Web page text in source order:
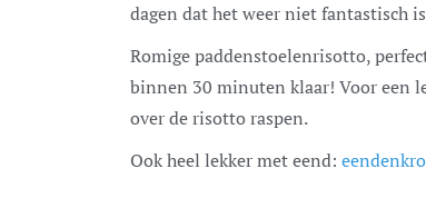
dagen dat het weer niet fantastisch
Romige paddenstoelenrisotto,
binnen 30 minuten klaar! Voor een
over de risotto raspen.
Ook heel lekker met eend: